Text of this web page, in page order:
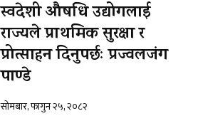
स्वदेशी औषधि उद्योगलाई
राज्यले प्राथमिक सुरक्षा र
प्रोत्साहन दिनुपर्छः प्रज्वलजंग
पाण्डे
सोमबार, फागुन २५, २०८२